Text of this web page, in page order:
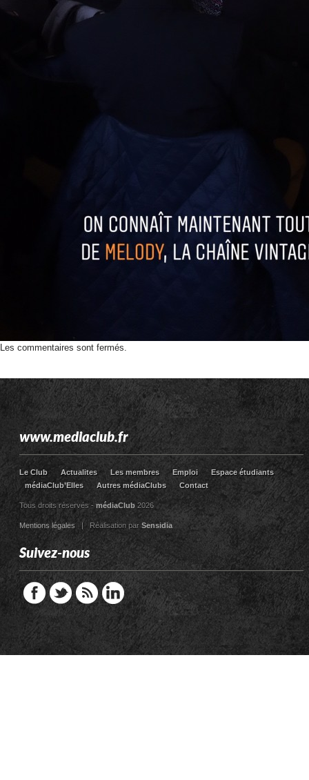
Les commentaires sont fermés.
www.mediaclub.fr
Le Club Actualites Les membres Emploi
Espace étudiants
médiaClub’Elles
Autres médiaClubs Contact
Tous droits réservés - médiaClub2026
Mentions légales| Réalisation par Sensidia
Suivez-nous